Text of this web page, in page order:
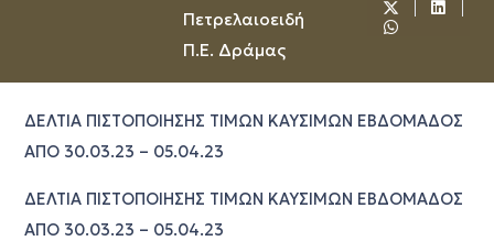
Πετρελαιοειδή
Π.Ε. Δράμας
ΔΕΛΤΙΑ ΠΙΣΤΟΠΟΙΗΣΗΣ ΤΙΜΩΝ ΚΑΥΣΙΜΩΝ ΕΒΔΟΜΑΔΟΣ
ΑΠΟ 30.03.23 – 05.04.23
ΔΕΛΤΙΑ ΠΙΣΤΟΠΟΙΗΣΗΣ ΤΙΜΩΝ ΚΑΥΣΙΜΩΝ ΕΒΔΟΜΑΔΟΣ
ΑΠΟ 30.03.23 – 05.04.23